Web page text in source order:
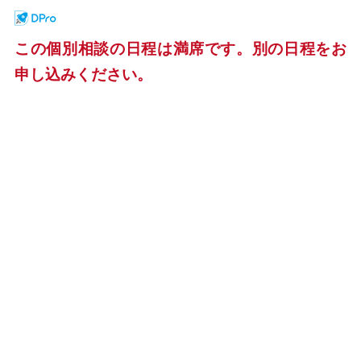
この個別相談の日程は満席です。別の日程をお
申し込みください。